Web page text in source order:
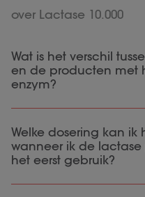
over Lactase 10.000
Wat is het verschil
en de producten met
enzym?
capsules wordt de
direct verteerd.De
probiotica met een
van 5-14 dagen.
Welke dosering kan ik
wanneer ik de
het eerst gebruik?